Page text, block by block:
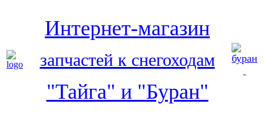
Интернет-магазин
запчастей к снегоходам
"Тайга" и "Буран"